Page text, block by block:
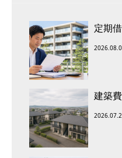
定期
建築